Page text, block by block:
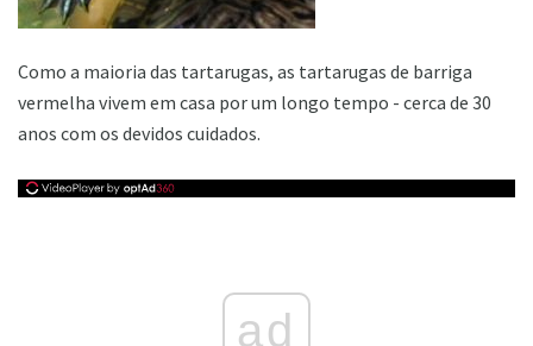
Como a maioria das tartarugas, as tartarugas de barriga
vermelha vivem em casa por um longo tempo - cerca de 30
anos com os devidos cuidados.
ad